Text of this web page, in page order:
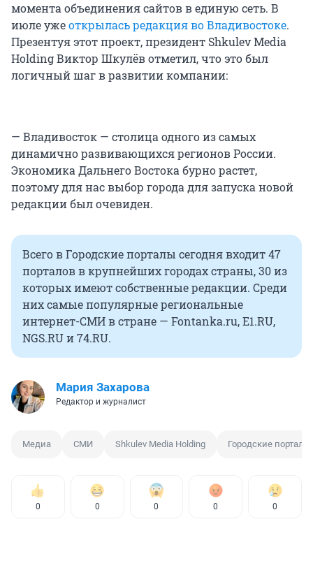
момента объединения сайтов в единую сеть. В
июле ужеоткрылась редакция во Владивостоке.
Презентуя этот проект, президент Shkulev Media
Holding Виктор Шкулёв отметил, что это был
логичный шаг в развитии компании:
— Владивосток — столица одного из самых
динамично развивающихся регионов России.
Экономика Дальнего Востока бурно растет,
поэтому для нас выбор города для запуска новой
редакции был очевиден.
Всего в Городские порталы сегодня входит 47
порталов в крупнейших городах страны, 30 из
которых имеют собственные редакции. Среди
них самые популярные региональные
интернет-СМИ в стране — Fontanka.ru, E1.RU,
NGS.RU и 74.RU.
Мария Захарова
Редактор и журналист
Медиа СМИ Shkulev Media Holding Городские порталы
0 0 0 0 0